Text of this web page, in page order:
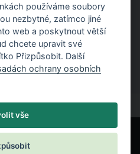
i praktickými ukázkami
používáme soubory
nezbytné, zatímco jiné
web a poskytnout větší
chcete upravit své
Přizpůsobit. Další
ochrany osobních
vše